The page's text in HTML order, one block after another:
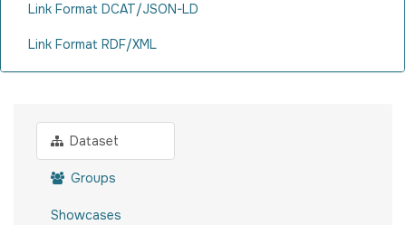
Link Format DCAT/JSON-LD
Link Format RDF/XML
Dataset
Groups
Showcases